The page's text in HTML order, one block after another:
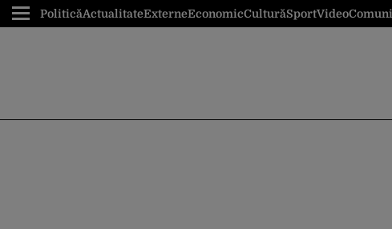
PoliticăActualitateExterneEconomicCulturăSportVideo